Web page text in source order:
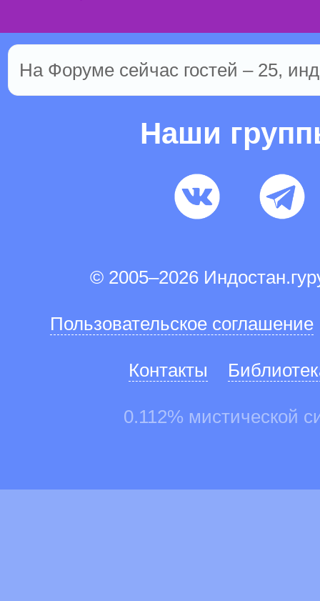
На Форуме сейчас гостей – 25,
Наши
© 2005–2026
Пользовательское соглашение
Контакты
0.112% мистической